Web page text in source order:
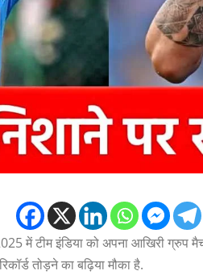
में टीम इंडिया को अपना आखिरी ग्रुप
तोड़ने का बढ़िया मौका है.